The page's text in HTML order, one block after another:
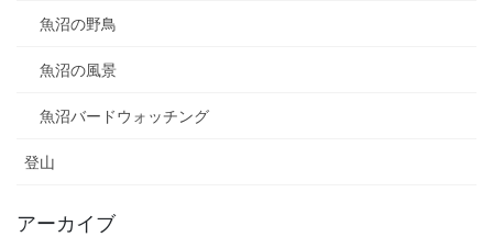
魚沼の野鳥
魚沼の風景
魚沼バードウォッチング
登山
アーカイブ